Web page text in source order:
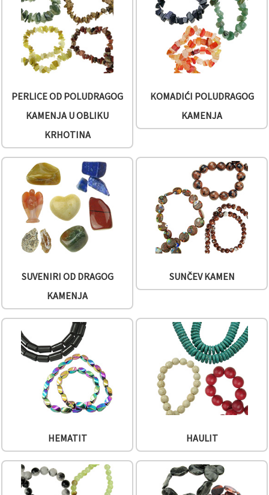
PERLICE OD POLUDRAGOG
KAMENJA U OBLIKU
KRHOTINA
KOMADIĆI POLUDRAGOG
KAMENJA
SUVENIRI OD DRAGOG
KAMENJA
SUNČEV KAMEN
HEMATIT HAULIT